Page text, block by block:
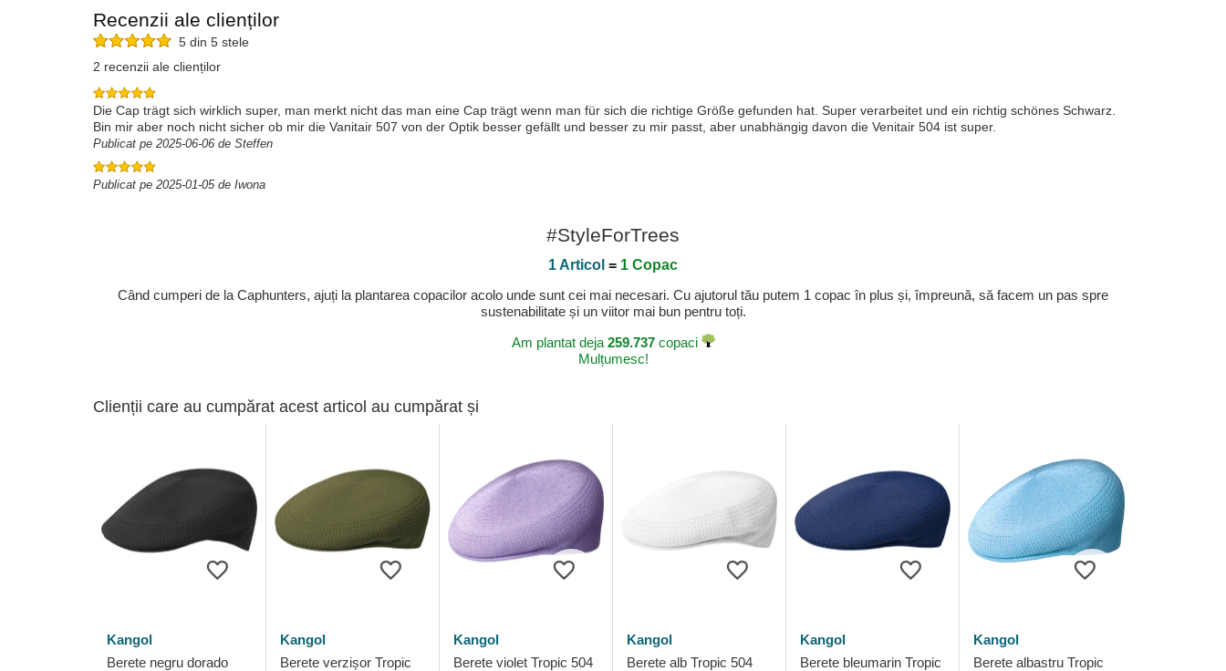
Recenzii ale clienților
5 din 5 stele
2 recenzii ale clienților
Die Cap trägt sich wirklich super, man merkt nicht das man eine Cap trägt wenn man für sich die richtige Größe gefunden hat. Super verarbeitet und ein richtig schönes Schwarz.
Bin mir aber noch nicht sicher ob mir die Vanitair 507 von der Optik besser gefällt und besser zu mir passt, aber unabhängig davon die Venitair 504 ist super.
Publicat pe 2025-06-06 de Steffen
Publicat pe 2025-01-05 de Iwona
#StyleForTrees
1 Articol = 1 Copac
Când cumperi de la Caphunters, ajuți la plantarea copacilor acolo unde sunt cei mai necesari. Cu ajutorul tău putem 1 copac în plus și, împreună, să facem un pas spre
sustenabilitate și un viitor mai bun pentru toți.
Am plantat deja 259.737copaci
Mulțumesc!
Clienții care au cumpărat acest articol au cumpărat și
Kangol
Berete negru dorado
Kangol
Berete verzișor Tropic
Kangol
Berete violet Tropic 504
Kangol
Berete alb Tropic 504
Kangol
Berete bleumarin Tropic
Kangol
Berete albastru Tropic